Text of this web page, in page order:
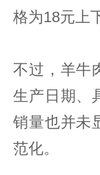
格为18元上
不过，羊牛
生产日期、
销量也并未
范化。